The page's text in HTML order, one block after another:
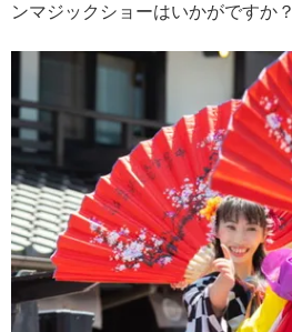
ンマジックショーはいかがですか？